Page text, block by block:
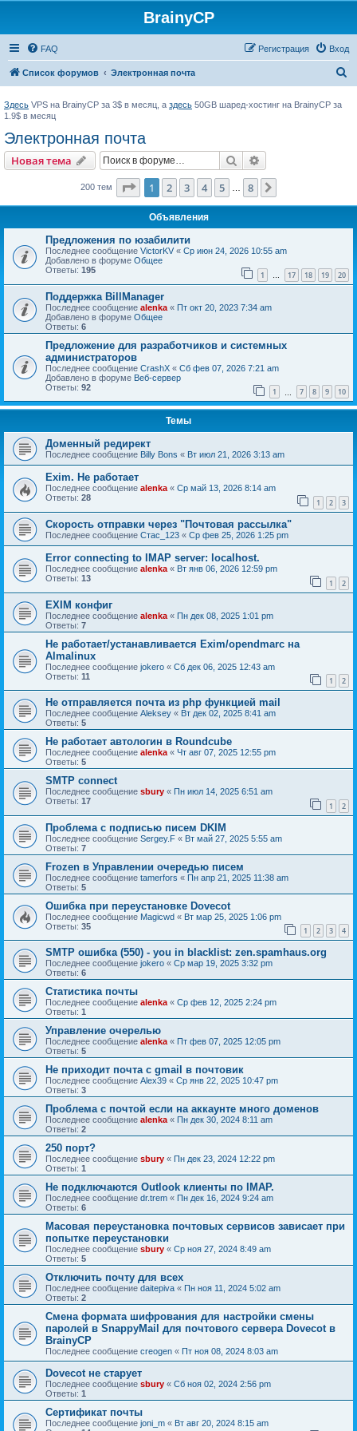
BrainyCP
FAQ Вход
Регистрация
Список форумов Электронная почта
Здесь VPS на BrainyCP за 3$ в месяц, а здесь 50GB шаред-хостинг на BrainyCP за
1.9$ в месяц
Электронная почта
Новая тема Поиск
200 тем Страница из
1 2 3 4 5 8
Объявления
Предложения по юзабилити
Последнее сообщение VictorKV « Ср июн 24, 2026 10:55 am
Добавлено в форуме Общее
Ответы: 195 1 … 17 18 19 20
Поддержка BillManager
Последнее сообщение alenka « Пт окт 20, 2023 7:34 am
Добавлено в форуме Общее
Ответы: 6
Предложение для разработчиков и системных
администраторов
Последнее сообщение CrashX « Сб фев 07, 2026 7:21 am
Добавлено в форуме Веб-сервер
Ответы: 92 1 7 8 9 10
Темы
Доменный редирект
Последнее сообщение Billy Bons « Вт июл 21, 2026 3:13 am
Exim. Не работает
Последнее сообщение alenka « Ср май 13, 2026 8:14 am
Ответы: 28 1 2 3
Скорость отправки через "Почтовая рассылка"
Последнее сообщение Стас_123 « Ср фев 25, 2026 1:25 pm
Error connecting to IMAP server: localhost.
Последнее сообщение alenka « Вт янв 06, 2026 12:59 pm
Ответы: 13 1 2
EXIM конфиг
Последнее сообщение alenka « Пн дек 08, 2025 1:01 pm
Ответы: 7
Не работает/устанавливается Exim/opendmarc на
Almalinux
Последнее сообщение jokero « Сб дек 06, 2025 12:43 am
Ответы: 11 1 2
Не отправляется почта из php функцией mail
Последнее сообщение Aleksey « Вт дек 02, 2025 8:41 am
Ответы: 5
Не работает автологин в Roundcube
Последнее сообщение alenka « Чт авг 07, 2025 12:55 pm
Ответы: 5
SMTP connect
Последнее сообщение sbury « Пн июл 14, 2025 6:51 am
Ответы: 17 1 2
Проблема с подписью писем DKIM
Последнее сообщение Sergey.F « Вт май 27, 2025 5:55 am
Ответы: 7
Frozen в Управлении очередью писем
Последнее сообщение tamerfors « Пн апр 21, 2025 11:38 am
Ответы: 5
Ошибка при переустановке Dovecot
Последнее сообщение Magicwd « Вт мар 25, 2025 1:06 pm
Ответы: 35 1 2 3 4
SMTP ошибка (550) - you in blacklist: zen.spamhaus.org
Последнее сообщение jokero « Ср мар 19, 2025 3:32 pm
Ответы: 6
Статистика почты
Последнее сообщение alenka« Ср фев 12, 2025 2:24 pm
Ответы: 1
Управление очерелью
Последнее сообщение alenka« Пт фев 07, 2025 12:05 pm
Ответы: 5
Не приходит почта с gmail в почтовик
Последнее сообщение Alex39 « Ср янв 22, 2025 10:47 pm
Ответы: 3
Проблема с почтой если на аккаунте много доменов
Последнее сообщение alenka« Пн дек 30, 2024 8:11 am
Ответы: 2
250 порт?
Последнее сообщение sbury « Пн дек 23, 2024 12:22 pm
Ответы: 1
Не подключаются Outlook клиенты по IMAP.
Последнее сообщение dr.trem « Пн дек 16, 2024 9:24 am
Ответы: 6
Масовая переустановка почтовых сервисов зависает при
попытке переустановки
Последнее сообщение sbury « Ср ноя 27, 2024 8:49 am
Ответы: 5
Отключить почту для всех
Последнее сообщение daitepiva « Пн ноя 11, 2024 5:02 am
Ответы: 2
Смена формата шифрования для настройки смены
паролей в SnappyMail для почтового сервера Dovecot в
BrainyCP
Последнее сообщение creogen « Пт ноя 08, 2024 8:03 am
Dovecot не старует
Последнее сообщение sbury « Сб ноя 02, 2024 2:56 pm
Ответы: 1
Сертификат почты
Последнее сообщение joni_m « Вт авг 20, 2024 8:15 am